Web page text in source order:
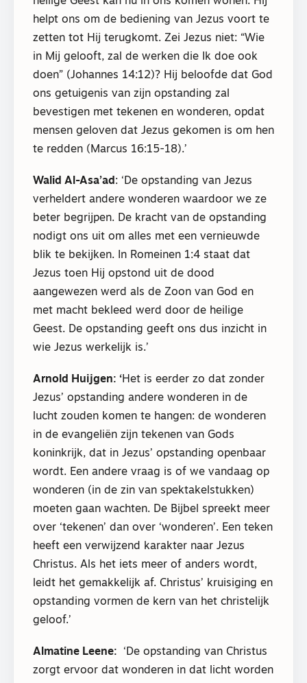
helpt ons om de bediening van Jezus voort te
zetten tot Hij terugkomt. Zei Jezus niet: “Wie
in Mij gelooft, zal de werken die Ik doe ook
doen” (Johannes 14:12)? Hij beloofde dat God
ons getuigenis van zijn opstanding zal
bevestigen met tekenen en wonderen, opdat
mensen geloven dat Jezus gekomen is om hen
te redden (Marcus 16:15-18).’
Walid Al-Asa’ad : ‘De opstanding van Jezus
verheldert andere wonderen waardoor we ze
beter begrijpen. De kracht van de opstanding
nodigt ons uit om alles met een vernieuwde
blik te bekijken. In Romeinen 1:4 staat dat
Jezus toen Hij opstond uit de dood
aangewezen werd als de Zoon van God en
met macht bekleed werd door de heilige
Geest. De opstanding geeft ons dus inzicht in
wie Jezus werkelijk is.’
Arnold Huijgen: ‘Het is eerder zo dat zonder
Jezus’ opstanding andere wonderen in de
lucht zouden komen te hangen: de wonderen
in de evangeliën zijn tekenen van Gods
koninkrijk, dat in Jezus’ opstanding openbaar
wordt. Een andere vraag is of we vandaag op
wonderen (in de zin van spektakelstukken)
moeten gaan wachten. De Bijbel spreekt meer
over ‘tekenen’ dan over ‘wonderen’. Een teken
heeft een verwijzend karakter naar Jezus
Christus. Als het iets meer of anders wordt,
leidt het gemakkelijk af. Christus’ kruisiging en
opstanding vormen de kern van het christelijk
geloof.’
Almatine Leene:
‘De opstanding van Christus
zorgt ervoor dat wonderen in dat licht worden